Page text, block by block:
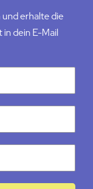
erhalte die
dein E-Mail